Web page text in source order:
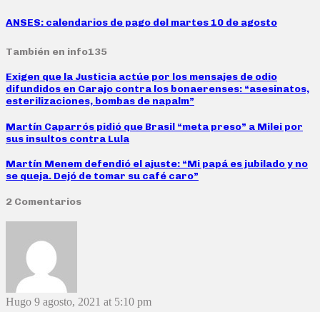
ANSES: calendarios de pago del martes 10 de agosto
También en info135
Exigen que la Justicia actúe por los mensajes de odio
difundidos en Carajo contra los bonaerenses: “asesinatos,
esterilizaciones, bombas de napalm”
Martín Caparrós pidió que Brasil “meta preso” a Milei por
sus insultos contra Lula
Martín Menem defendió el ajuste: “Mi papá es jubilado y no
se queja. Dejó de tomar su café caro”
2 Comentarios
Hugo 9 agosto, 2021 at 5:10 pm